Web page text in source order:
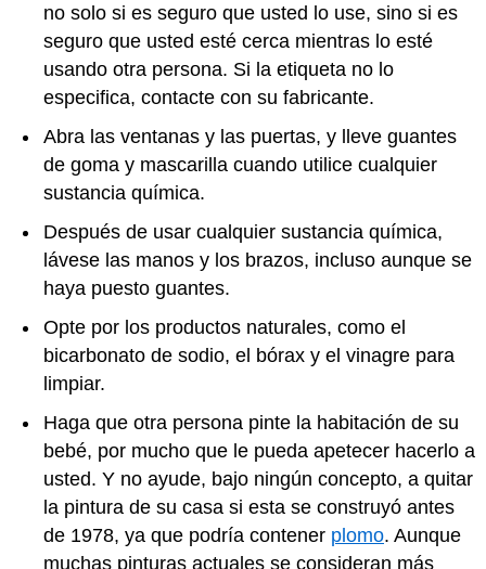
no solo si es seguro que usted lo use, sino si es
seguro que usted esté cerca mientras lo esté
usando otra persona. Si la etiqueta no lo
especifica, contacte con su fabricante.
Abra las ventanas y las puertas, y lleve guantes
de goma y mascarilla cuando utilice cualquier
sustancia química.
Después de usar cualquier sustancia química,
lávese las manos y los brazos, incluso aunque se
haya puesto guantes.
Opte por los productos naturales, como el
bicarbonato de sodio, el bórax y el vinagre para
limpiar.
Haga que otra persona pinte la habitación de su
bebé, por mucho que le pueda apetecer hacerlo a
usted. Y no ayude, bajo ningún concepto, a quitar
la pintura de su casa si esta se construyó antes
de 1978, ya que podría contener plomo. Aunque
muchas pinturas actuales se consideran más